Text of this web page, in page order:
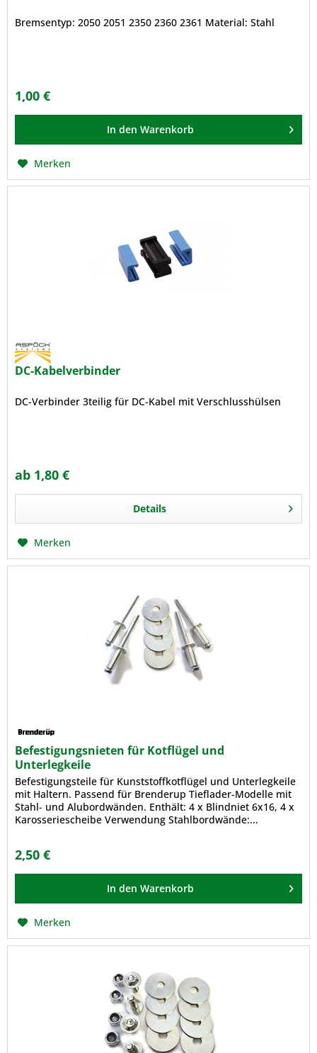
Bremsentyp: 2050 2051 2350 2360 2361 Material: Stahl
1,00 €
In den Warenkorb
Merken
DC-Kabelverbinder
DC-Verbinder 3teilig für DC-Kabel mit Verschlusshülsen
ab 1,80 €
Details
Merken
Befestigungsnieten für Kotflügel und
Unterlegkeile
Befestigungsteile für Kunststoffkotflügel und Unterlegkeile
mit Haltern. Passend für Brenderup Tieflader-Modelle mit
Stahl- und Alubordwänden. Enthält: 4 x Blindniet 6x16, 4 x
Karosseriescheibe Verwendung Stahlbordwände:...
2,50 €
In den Warenkorb
Merken